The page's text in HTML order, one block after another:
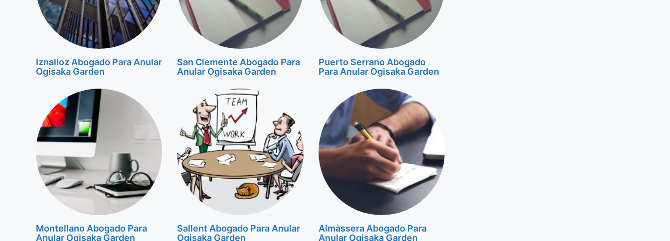
Iznalloz Abogado Para Anular
Ogisaka Garden
San Clemente Abogado Para
Anular Ogisaka Garden
Puerto Serrano Abogado
Para Anular Ogisaka Garden
Montellano Abogado Para
Anular Ogisaka Garden
Sallent Abogado Para Anular
Ogisaka Garden
Almàssera Abogado Para
Anular Ogisaka Garden